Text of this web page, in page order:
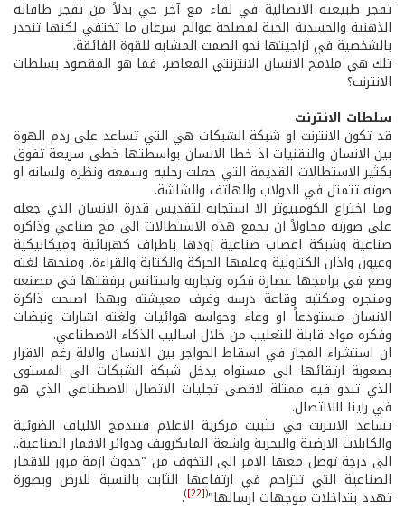
تفجر طبيعته الاتصالية في لقاء مع آخر حي بدلاً من تفجر طاقاته
الذهنية والجسدية الحية لمصلحة عوالم سرعان ما تختفي لكنها تنحدر
بالشخصية في لزاجيتها نحو الصمت المشابه للقوة الفائقة.
تلك هي ملامح الانسان الانترنتي المعاصر، فما هو المقصود بسلطات
الانترنت؟
سلطات الانترنت
قد تكون الانترنت او شبكة الشبكات هي التي تساعد على ردم الهوة
بين الانسان والتقنيات اذ خطا الانسان بواسطتها خطى سريعة تفوق
بكثير الاستطالات القديمة التي جعلت رجليه وسمعه ونظره ولسانه او
صوته تتمثل في الدولاب والهاتف والشاشة.
وما اختراع الكومبيوتر الا استجابة لتقديس قدرة الانسان الذي جعله
على صورته محاولاً ان يجمع هذه الاستطالات الى مخ صناعي وذاكرة
صناعية وشبكة اعصاب صناعية زودها باطراف كهربائية وميكانيكية
وعيون واذان الكترونية وعلمها الحركة والكتابة والقراءة. ومنحها لغته
وضع في برامجها عصارة فكره وتجاربه واستانس برفقتها في مصنعه
ومتجره ومكتبه وقاعة درسه وغرف معيشته وبهذا اصبحت ذاكرة
الانسان مستودعاً او وعاء وحواسه هوائيات ولغته اشارات ونبضات
وفكره مواد قابلة للتعليب من خلال اساليب الذكاء الاصطناعي.
ان استشراء المجاز في اسقاط الحواجز بين الانسان والالة رغم الاقرار
بصعوبة ارتقائها الى مستواه يدخل شبكة الشبكات الى المستوى
الذي تبدو فيه ممثلة لاقصى تجليات الاتصال الاصطناعي الذي هو
في راينا اللااتصال.
تساعد الانترنت في تثبيت مركزية الاعلام فتندمج الالياف الضوئية
والكابلات الارضية والبحرية واشعة المايكرويف ودوائر الاقمار الصناعية..
الى درجة توصل معها الامر الى التخوف من "حدوث ازمة مرور للاقمار
الصناعية التي تتزاحم في ارتفاعها الثابت بالنسبة للارض وبصورة
تهدد بتداخلات موجهات ارسالها"(
[22]
)
.